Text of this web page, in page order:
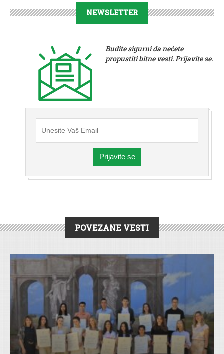
NEWSLETTER
Budite sigurni da nećete
propustiti bitne vesti. Prijavite se.
Prijavite se
POVEZANE VESTI